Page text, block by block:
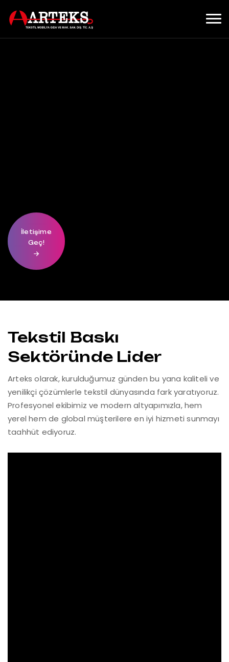
İletişime
Geç!
Tekstil Baskı
Sektöründe Lider
Arteks olarak, kurulduğumuz günden bu yana kaliteli ve
yenilikçi çözümlerle tekstil dünyasında fark yaratıyoruz.
Profesyonel ekibimiz ve modern altyapımızla, hem
yerel hem de global müşterilere en iyi hizmeti sunmayı
taahhüt ediyoruz.